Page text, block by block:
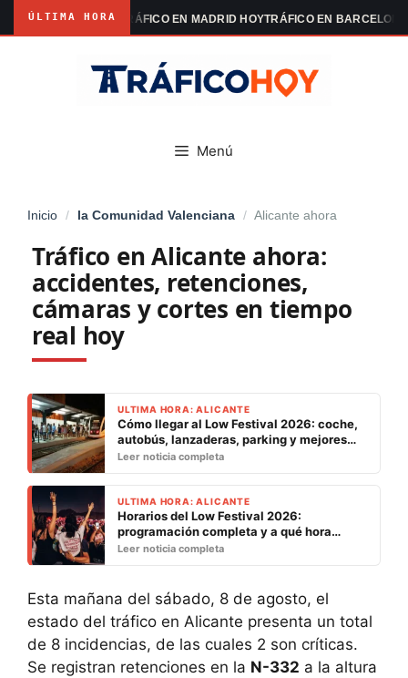
ÚLTIMA HORATRÁFICO EN MADRID HOYTRÁFICO EN BARCELONA HOY
Menú
Inicio / la Comunidad Valenciana / Alicante ahora
Tráfico en Alicante ahora:
accidentes, retenciones,
cámaras y cortes en tiempo
real hoy
ULTIMA HORA: ALICANTE
Cómo llegar al Low Festival 2026: coche,
autobús, lanzaderas, parking y mejores
accesos
Leer noticia completa
ULTIMA HORA: ALICANTE
Horarios del Low Festival 2026:
programación completa y a qué hora
actúa cada artista
Leer noticia completa
Esta mañana del sábado, 8 de agosto, el
estado del tráfico en Alicante presenta un total
de 8 incidencias, de las cuales 2 son críticas.
Se registran retenciones en la N-332 a la altura